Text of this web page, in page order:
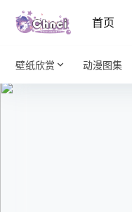
首页
壁纸欣赏 动漫图集